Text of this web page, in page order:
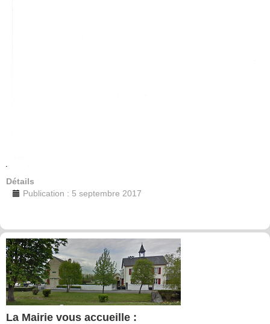
Détails
Publication : 5 septembre 2017
La Mairie vous accueille :